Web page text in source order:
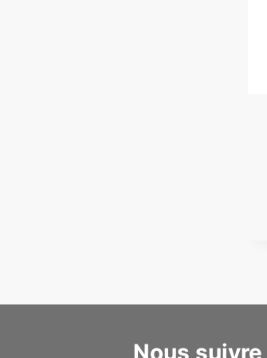
Nous suivre